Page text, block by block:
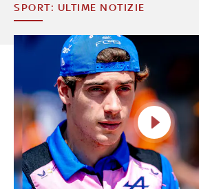
SPORT: ULTIME NOTIZIE